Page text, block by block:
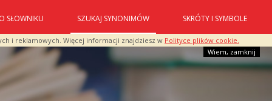
i reklamowych. Więcej informacji znajdziesz w Polityce plików cookie.
Wiem, zamknij
O SŁOWNIKU SZUKAJ SYNONIMÓW SKRÓTY I SYMBOLE